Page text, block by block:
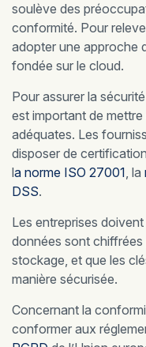
soulève des
conformité. Pour
adopter une approche
fondée sur le cloud.
Pour assurer la
est important de
adéquates. Les
disposer de
la norme ISO 27001, la
DSS.
Les entreprises doivent
données sont
stockage, et que les
manière sécurisée.
Concernant la
conformer aux